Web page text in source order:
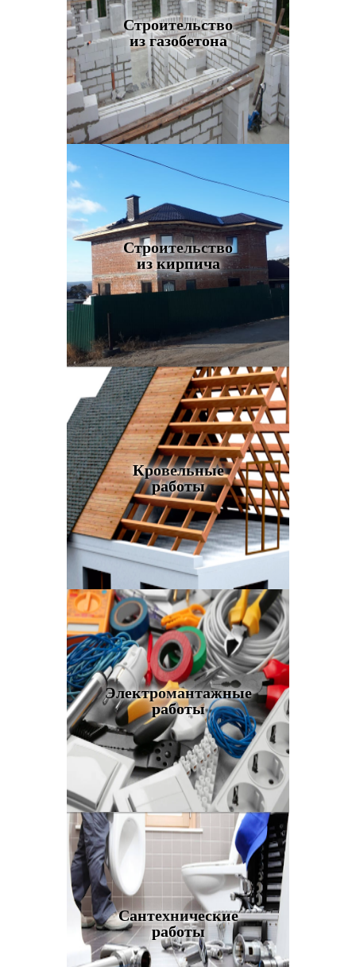
Строительство
из газобетона
Строительство
из кирпича
Кровельные
работы
Электромантажные
работы
Сантехнические
работы